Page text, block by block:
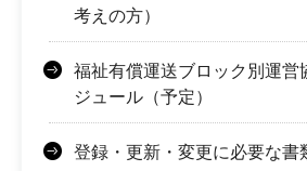
考えの方）
福祉有償運送ブロック別運
ジュール（予定）
登録・更新・変更に必要な書